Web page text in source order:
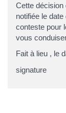
Cette décision
notifiée le date
conteste pour
vous
Fait à lieu , le
signature